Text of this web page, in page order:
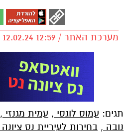
מערכת האתר / 12:59 12.02.24
תגים: עמוס לוגסי , עמית מגנזי ,
נובה , בחירות לעיריית נס ציונה 2024